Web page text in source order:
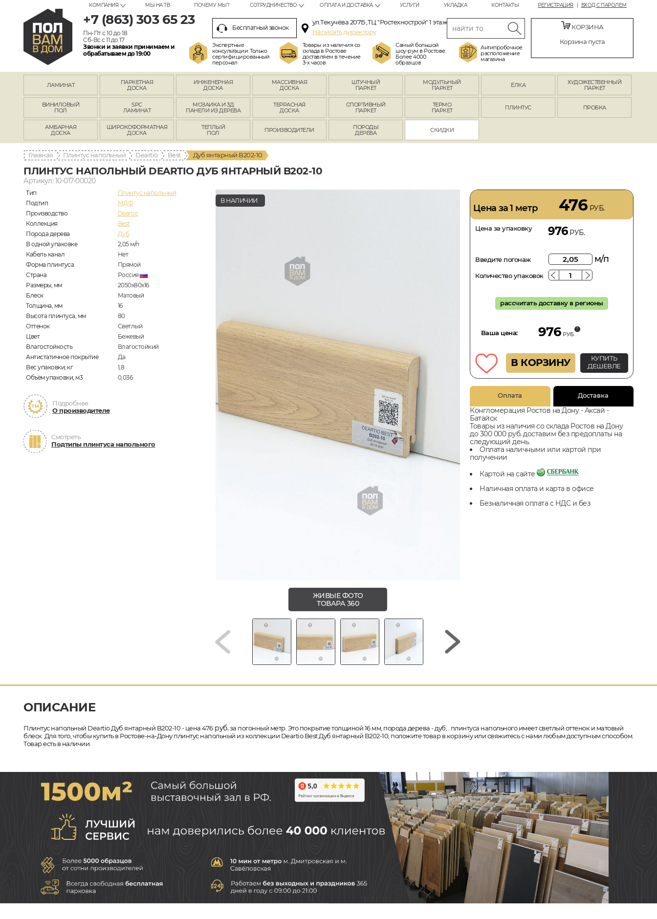
РЕГИСТРАЦИЯ ВХОД С ПАРОЛЕМ
КОМПАНИЯ МЫ НА ТВ ПОЧЕМУ МЫ? СОТРУДНИЧЕСТВО ОПЛАТА И ДОСТАВКА УСЛУГИ УКЛАДКА КОНТАКТЫ
+7 (863) 303 65 23
Пн-Пт с 10 до 18
Сб-Вс с 11 до 17
Звонки и заявки принимаем и
обрабатываем до 19:00
Бесплатный звонок
ул.Текучёва 207Б ,ТЦ "Ростехнострой" 1 этаж
Написать директору
Экспертные
консультации. Только
сертифицированный
персонал
Товары из наличия со
склада в Ростове
доставляем в течение
3-х часов
Самый большой
шоу-рум в Ростове.
Более 4000
образцов
Антипробочное
расположение
магазина
КОРЗИНА
Корзина пуста
ЛАМИНАТ
ПАРКЕТНАЯ
ДОСКА
ИНЖЕНЕРНАЯ
ДОСКА
МАССИВНАЯ
ДОСКА
ШТУЧНЫЙ
ПАРКЕТ
МОДУЛЬНЫЙ
ПАРКЕТ
ЁЛКА
ХУДОЖЕСТВЕННЫЙ
ПАРКЕТ
ВИНИЛОВЫЙ
ПОЛ
SPC
ЛАМИНАТ
МОЗАИКА И 3Д
ПАНЕЛИ ИЗ ДЕРЕВА
ТЕРРАСНАЯ
ДОСКА
СПОРТИВНЫЙ
ПАРКЕТ
ТЕРМО
ПАРКЕТ
ПЛИНТУС ПРОБКА
АМБАРНАЯ
ДОСКА
ШИРОКОФОРМАТНАЯ
ДОСКА
ТЕПЛЫЙ
ПОЛ
ПРОИЗВОДИТЕЛИ
ПОРОДЫ
ДЕРЕВА
СКИДКИ
Главная Плинтус напольный Deartio Best Дуб янтарный B202-10
ПЛИНТУС НАПОЛЬНЫЙ DEARTIO ДУБ ЯНТАРНЫЙ B202-10
Артикул: 10-017-00020
Тип
Плинтус напольный
Подтип
МДФ
Производство
Deartio
Коллекция
Best
Порода дерева
Дуб
В одной упаковке
2,05 м/п
Кабель канал
Нет
Форма плинтуса
Прямой
Страна
Россия
Размеры, мм
2050x80x16
Блеск
Матовый
Толщина, мм
16
Высота плинтуса, мм
80
Оттенок
Светлый
Цвет
Бежевый
Влагостойкость
Влагостойкий
Антистатичное покрытие
Да
Вес упаковки, кг
1,8
Объём упаковки, м3
0,036
Подробнее
О производителе
Смотреть
Подтипы плинтуса напольного
В НАЛИЧИИ
ЖИВЫЕ ФОТО
ТОВАРА 360
Цена за 1 метр 476 РУБ.
Цена за упаковку 976РУБ.
Введите погонаж м/п
Количество упаковок
рассчитать доставку в регионы
Ваша цена: 976 РУБ.
В КОРЗИНУ
КУПИТЬ
ДЕШЕВЛЕ
Оплата Доставка
Конгломерация Ростов на Дону - Аксай -
Батайск
Товары из наличия со склада Ростов на Дону
до 300 000 руб. доставим без предоплаты на
следующий день.
Оплата наличными или картой при
получении
Картой на сайте
Наличная оплата и карта в офисе
Безналичная оплата с НДС и без
ОПИСАНИЕ
Плинтус напольный Deartio Дуб янтарный B202-10 - цена 476руб.за погонный метр. Это покрытие толщиной 16 мм, порода дерева - дуб, . плинтуса напольного имеет светлый оттенок и матовый
блеск. Для того, чтобы купить в Ростове-на-Дону плинтус напольный из коллекции Deartio Best Дуб янтарный B202-10, положите товар в корзину или свяжитесь с нами любым доступным способом.
Товар есть в наличии.